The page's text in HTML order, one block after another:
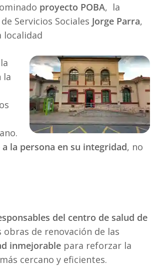
proyecto POBA, la
Servicios Sociales Jorge Parra,
localidad
la
la persona en su integridad, no
del centro de salud de
de renovación de las
inmejorable para reforzar la
cercano y eficientes.